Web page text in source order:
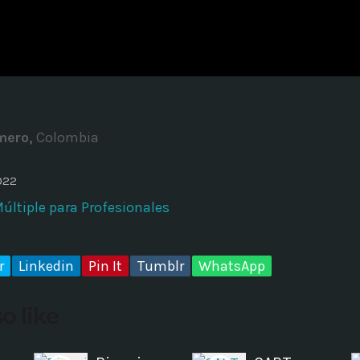
Time
Colombia
para Profesionales
Linkedin Pin It Tumblr WhatsApp